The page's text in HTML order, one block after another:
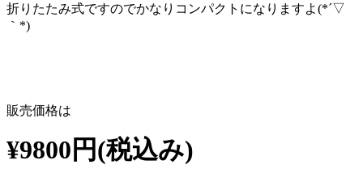
折りたたみ式ですのでかなりコンパクトになりますよ(*´▽
｀*)
販売価格は
¥9800円(税込み)